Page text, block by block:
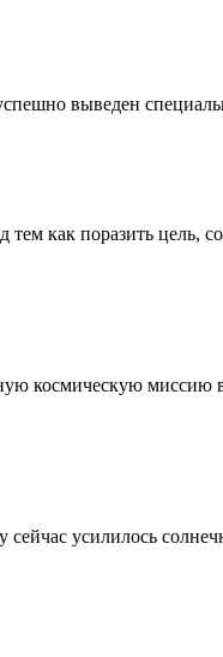
выведен
как поразить цель,
космическую
усилилось